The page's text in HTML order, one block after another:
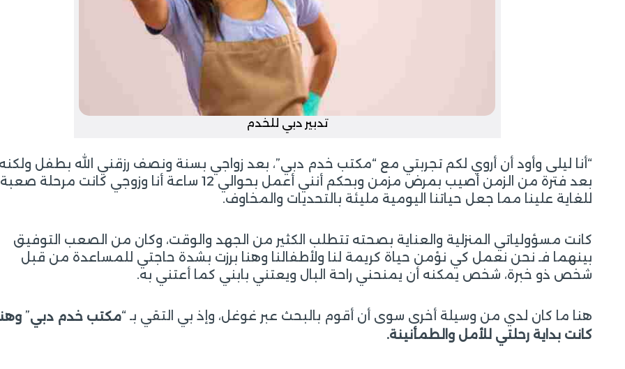
تدبير دبي للخدم
“أنا ليلى وأود أن أروي لكم تجربتي مع “مكتب خدم دبي”، بعد زواجي بسنة ونصف رزقني الله بطفل
بعد فترة من الزمن أصيب بمرض مزمن وبحكم أنني أعمل بحوالي 12 ساعة أنا وزوجي كانت مرحلة صعبة
للغاية علينا مما جعل حياتنا اليومية مليئة بالتحديات والمخاوف.
كانت مسؤولياتي المنزلية والعناية بصحته تتطلب الكثير من الجهد والوقت، وكان من الصعب التوفيق
بينهما فـ نحن نعمل كي نؤمن حياة كريمة لنا ولأطفالنا وهنا برزت بشدة حاجتي للمساعدة من قبل
شخص ذو خبرة، شخص يمكنه أن يمنحني راحة البال ويعتني بابني كما أعتني به.
هنا ما كان لدي من وسيلة أخرى سوى أن أقوم بالبحث عبر غوغل، وإذ بي التقي بـ “مكتب خدم دبي”
كانت بداية رحلتي للأمل والطمأنينة.